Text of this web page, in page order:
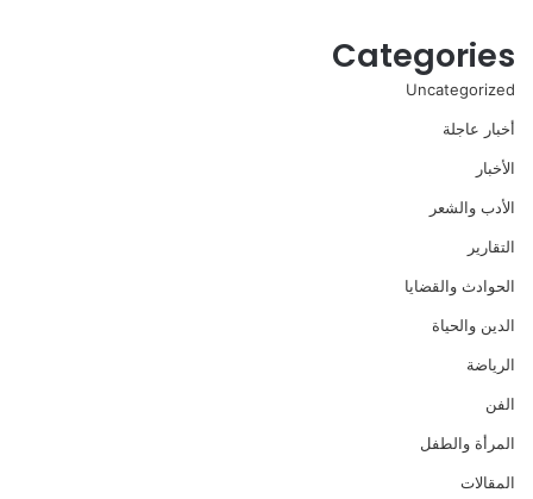
Categories
Uncategorized
أخبار عاجلة
الأخبار
الأدب والشعر
التقارير
الحوادث والقضايا
الدين والحياة
الرياضة
الفن
المرأة والطفل
المقالات